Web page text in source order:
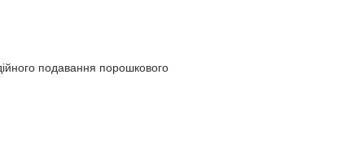
подавання порошкового